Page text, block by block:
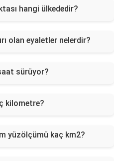
hangi ülkededir?
olan eyaletler nelerdir?
sürüyor?
kilometre?
yüzölçümü kaç km2?